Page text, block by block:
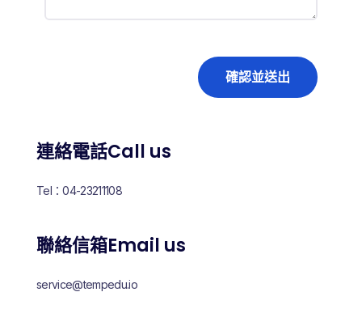
確認並送出
連絡電話Call us
Tel：04-23211108
聯絡信箱Email us
service@tempedu.io